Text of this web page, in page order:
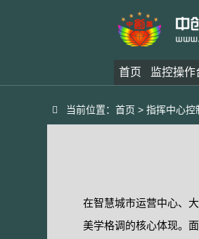
首页 监控操作
当前位置： 首页 > 指挥中心控
在智慧城市运营中心、
美学格调的核心体现。